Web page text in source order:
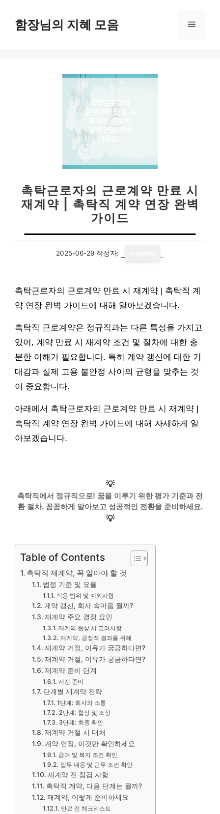
함장님의 지혜 모음 메
촉탁근로자의 근로계약 만료 시
재계약 | 촉탁직 계약 연장 완벽
가이드
2025-06-29 작성자:
촉탁근로자의 근로계약 만료 시 재계약 | 촉탁직 계
약 연장 완벽 가이드에 대해 알아보겠습니다.
촉탁직 근로계약은 정규직과는 다른 특성을 가지고
있어, 계약 만료 시 재계약 조건 및 절차에 대한 충
분한 이해가 필요합니다. 특히 계약 갱신에 대한 기
대감과 실제 고용 불안정 사이의 균형을 맞추는 것
이 중요합니다.
아래에서 촉탁근로자의 근로계약 만료 시 재계약 |
촉탁직 계약 연장 완벽 가이드에 대해 자세하게 알
아보겠습니다.
💡
촉탁직에서 정규직으로! 꿈을 이루기 위한 평가 기준과 전
환 절차, 꼼꼼하게 알아보고 성공적인 전환을 준비하세요.
💡
Table of Contents
촉탁직 재계약, 꼭 알아야 할 것
법정 기준 및 요율
적용 범위 및 예외사항
계약 갱신, 회사 속마음 뭘까?
재계약 주요 결정 요인
재계약 협상 시 고려사항
재계약, 긍정적 결과를 위해
재계약 거절, 이유가 궁금하다면?
재계약 거절, 이유가 궁금하다면?
재계약 준비 단계
사전 준비
단계별 재계약 전략
1단계: 회사와 소통
2단계: 협상 및 조정
3단계: 최종 확인
재계약 거절 시 대처
계약 연장, 이것만 확인하세요
급여 및 복지 조건 확인
업무 내용 및 근무 조건 확인
재계약 전 점검 사항
촉탁직 계약, 다음 단계는 뭘까?
재계약, 이렇게 준비하세요
만료 전 체크리스트